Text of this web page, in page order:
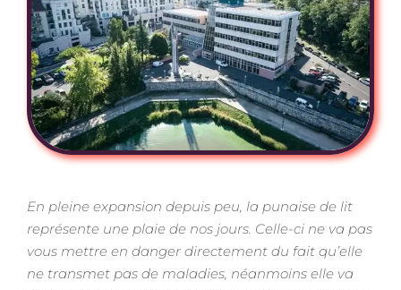
En pleine expansion depuis peu, la punaise de lit
représente une plaie de nos jours. Celle-ci ne va pas
vous mettre en danger directement du fait qu’elle
ne transmet pas de maladies, néanmoins elle va